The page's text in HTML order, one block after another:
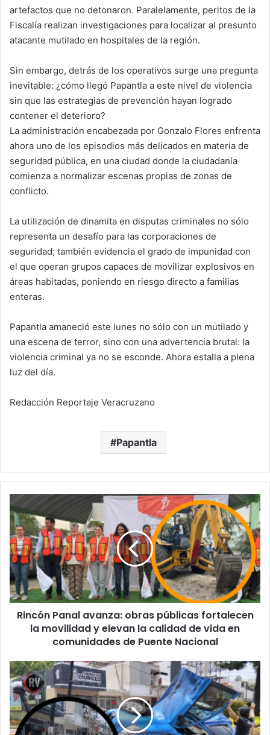
artefactos que no detonaron. Paralelamente, peritos de la
Fiscalía realizan investigaciones para localizar al presunto
atacante mutilado en hospitales de la región.
Sin embargo, detrás de los operativos surge una pregunta
inevitable: ¿cómo llegó Papantla a este nivel de violencia
sin que las estrategias de prevención hayan logrado
contener el deterioro?
La administración encabezada por Gonzalo Flores enfrenta
ahora uno de los episodios más delicados en materia de
seguridad pública, en una ciudad donde la ciudadanía
comienza a normalizar escenas propias de zonas de
conflicto.
La utilización de dinamita en disputas criminales no sólo
representa un desafío para las corporaciones de
seguridad; también evidencia el grado de impunidad con
el que operan grupos capaces de movilizar explosivos en
áreas habitadas, poniendo en riesgo directo a familias
enteras.
Papantla amaneció este lunes no sólo con un mutilado y
una escena de terror, sino con una advertencia brutal: la
violencia criminal ya no se esconde. Ahora estalla a plena
luz del día.
Redacción Reportaje Veracruzano
Papantla
Panal
avanza:
obras
públicas
fortalecen
la
movilidad
y
elevan
vida
en
comunidades
de
Puente
Nacional
Rincón Panal avanza: obras públicas fortalecen
la movilidad y elevan la calidad de vida en
comunidades de Puente Nacional
Xalapa
vuelve
a
colapsar:
brutal
choque